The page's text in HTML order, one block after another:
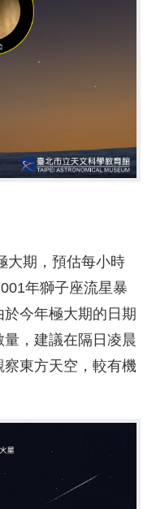
大期，預估每小時
年獅子座流星暴
今年極大期的日期
，建議在隔日凌晨
東方天空，較有機